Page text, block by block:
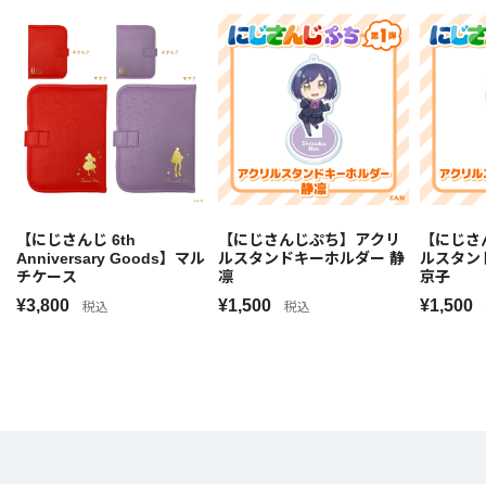
【にじさんじ 6th
Anniversary Goods】マル
チケース
¥3,800 税込
【にじさんじぷち】アクリ
ルスタンドキーホルダー 静
凛
¥1,500 税込
【にじ
ルスタン
京子
¥1,500